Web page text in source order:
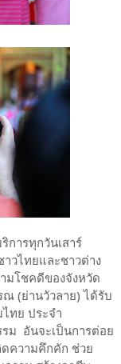
ารทุกวันเสาร์
าวไทยและชาวต่าง
มโชคดีของจังหวัด
(ย่านวัวลาย) ได้รับ
ทย ประจำ
ม อันจะเป็นการต่อย
ดความคึกคัก ช่วย